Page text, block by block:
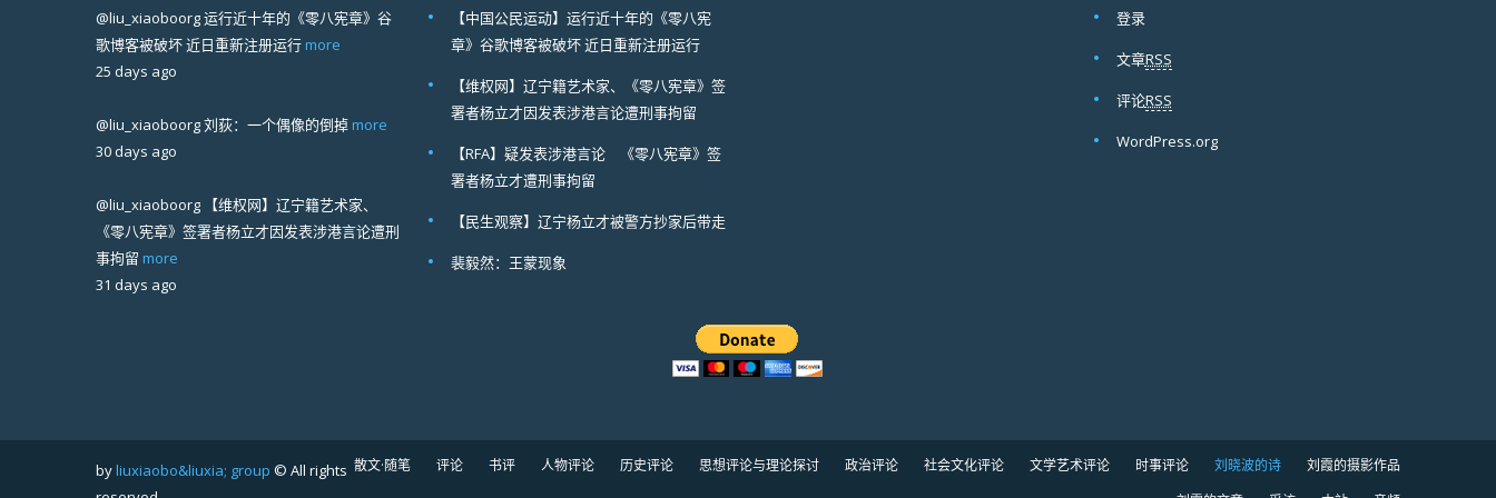
@liu_xiaoboorg运行近十年的《零八宪章》谷
歌博客被破坏 近日重新注册运行 more
25 days ago
@liu_xiaoboorg刘荻：一个偶像的倒掉 more
30 days ago
@liu_xiaoboorg 【维权网】辽宁籍艺术家、
《零八宪章》签署者杨立才因发表涉港言论遭刑
事拘留 more
31 days ago
【中国公民运动】运行近十年的《零八宪
章》谷歌博客被破坏 近日重新注册运行
【维权网】辽宁籍艺术家、《零八宪章》签
署者杨立才因发表涉港言论遭刑事拘留
【RFA】疑发表涉港言论 《零八宪章》签
署者杨立才遭刑事拘留
【民生观察】辽宁杨立才被警方抄家后带走
裴毅然：王蒙现象
登录
文章RSS
评论RSS
WordPress.org
byliuxiaobo&liuxia; group © All rights 散文·随笔 评论 书评 人物评论 历史评论 思想评论与理论探讨 政治评论 社会文化评论 文学艺术评论 时事评论 刘晓波的诗
刘霞的摄影作品